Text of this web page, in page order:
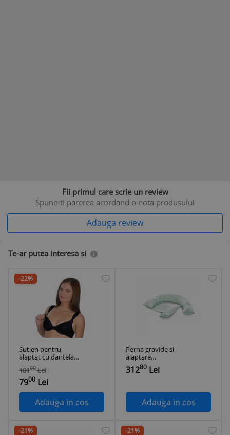
Fii primul care scrie un review
Spune-ti parerea acordand o nota produsului
Adauga review
Te-ar putea interesa si
-22%
Sutien pentru
alaptat cu dantela
BabyJem (Culoare:
Negru, Marime: 80)
10100 Lei
7900 Lei
Adauga in cos
Perna gravide si
alaptare
multifunctionala
BabyJem (Culoare:
31280 Lei
Adauga in cos
-21% -21%